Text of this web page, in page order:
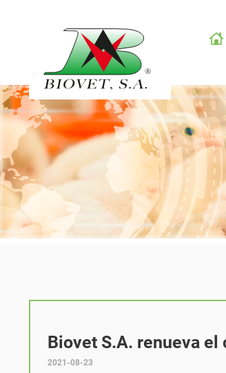
Biovet S.A. renueva el
2021-08-23